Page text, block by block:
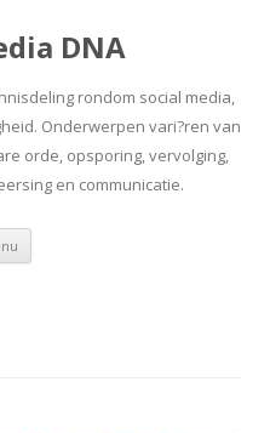
DNA
rondom social media,
Onderwerpen vari?ren van
orde, opsporing, vervolging,
en communicatie.
Spring
inhoud